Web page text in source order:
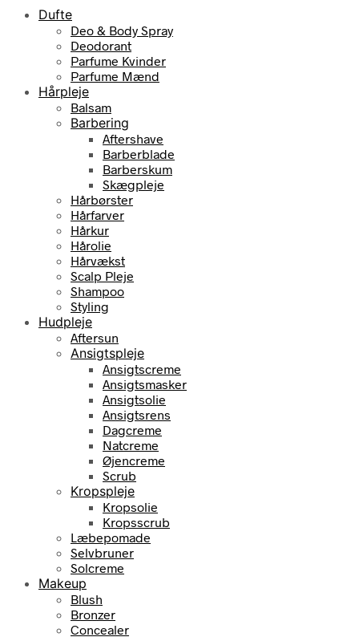
Dufte
Deo & Body Spray
Deodorant
Parfume Kvinder
Parfume Mænd
Hårpleje
Balsam
Barbering
Aftershave
Barberblade
Barberskum
Skægpleje
Hårbørster
Hårfarver
Hårkur
Hårolie
Hårvækst
Scalp Pleje
Shampoo
Styling
Hudpleje
Aftersun
Ansigtspleje
Ansigtscreme
Ansigtsmasker
Ansigtsolie
Ansigtsrens
Dagcreme
Natcreme
Øjencreme
Scrub
Kropspleje
Kropsolie
Kropsscrub
Læbepomade
Selvbruner
Solcreme
Makeup
Blush
Bronzer
Concealer